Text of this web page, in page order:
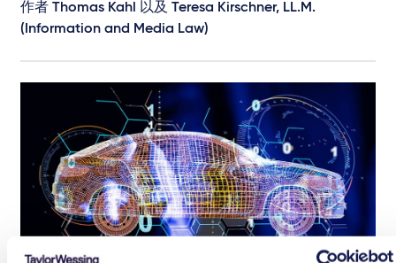
作者 Thomas Kahl 以及 Teresa Kirschner, LL.M.
(Information and Media Law)